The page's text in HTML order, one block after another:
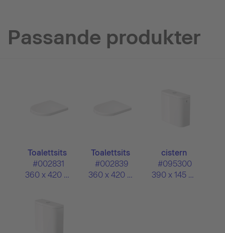
Passande produkter
Toalettsits
#002831
360 x 420 mm
Toalettsits
#002839
360 x 420 mm
cistern
#095300
390 x 145 mm